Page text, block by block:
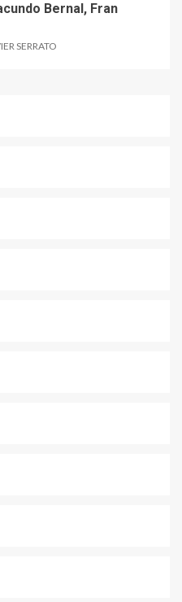
Bernal, Fran
SERRATO